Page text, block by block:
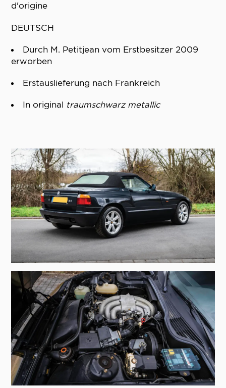
d'origine
DEUTSCH
Durch M. Petitjean vom Erstbesitzer 2009
erworben
Erstauslieferung nach Frankreich
In original traumschwarz metallic